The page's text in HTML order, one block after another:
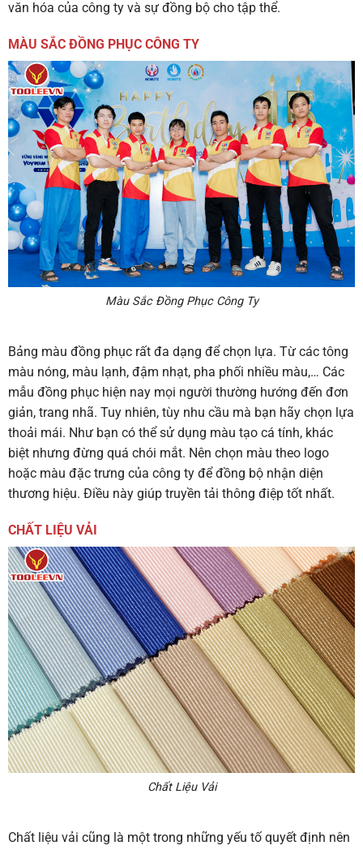
văn hóa của công ty và sự đồng bộ cho tập thể.
MÀU SẮC ĐỒNG PHỤC CÔNG TY
Màu Sắc Đồng Phục Công Ty
Bảng màu đồng phục rất đa dạng để chọn lựa. Từ các tông
màu nóng, màu lạnh, đậm nhạt, pha phối nhiều màu,… Các
mẫu đồng phục hiện nay mọi người thường hướng đến đơn
giản, trang nhã. Tuy nhiên, tùy nhu cầu mà bạn hãy chọn lựa
thoải mái. Như bạn có thể sử dụng màu tạo cá tính, khác
biệt nhưng đừng quá chói mắt. Nên chọn màu theo logo
hoặc màu đặc trưng của công ty để đồng bộ nhận diện
thương hiệu. Điều này giúp truyền tải thông điệp tốt nhất.
CHẤT LIỆU VẢI
Chất Liệu Vải
Chất liệu vải cũng là một trong những yếu tố quyết định nên